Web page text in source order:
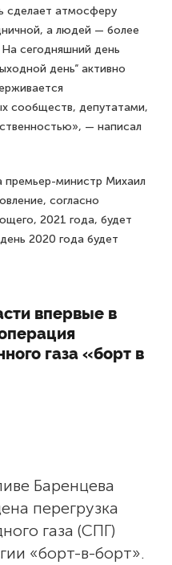
сделает атмосферу
а людей — более
сегодняшний день
день“ активно
сообществ, депутатами,
— написал
премьер-министр Михаил
согласно
2021 года, будет
2020 года будет
впервые в
газа «борт в
Баренцева
перегрузка
газа (СПГ)
«борт-в-борт».